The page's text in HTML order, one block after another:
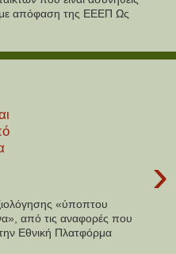
απόφαση της ΕΕΕΠ Ως
›
«ύποπτου
από τις αναφορές που
Εθνική Πλατφόρμα